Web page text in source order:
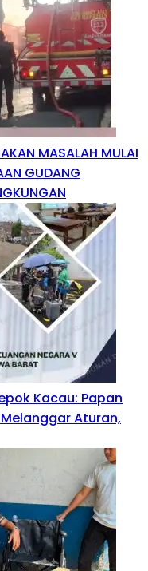
MASALAH MULAI
GUDANG
Kacau: Papan
Aturan,